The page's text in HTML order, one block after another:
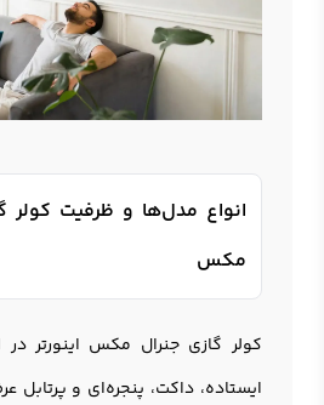
انواع مدل‌ها و ظرفیت‌ کولر
مکس
کولر گازی جنرال مکس اینورتر در
ایستاده، داکت، پنجره‌ای و